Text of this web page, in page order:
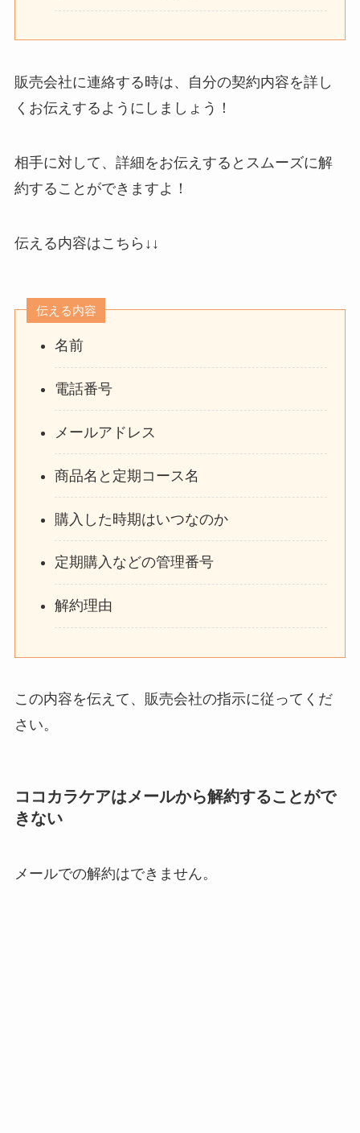
販売会社に連絡する時は、自分の契約内容を詳し
くお伝えするようにしましょう！
相手に対して、詳細をお伝えするとスムーズに解
約することができますよ！
伝える内容はこちら↓↓
伝える内容
名前
電話番号
メールアドレス
商品名と定期コース名
購入した時期はいつなのか
定期購入などの管理番号
解約理由
この内容を伝えて、販売会社の指示に従ってくだ
さい。
ココカラケアはメールから解約することがで
きない
メールでの解約はできません。